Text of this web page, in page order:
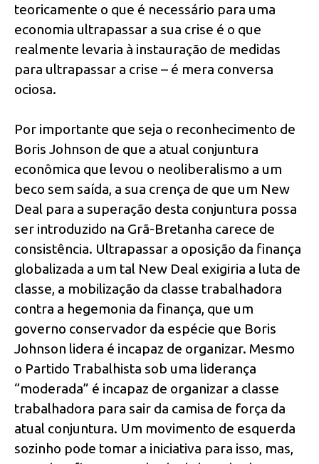
teoricamente o que é necessário para uma
economia ultrapassar a sua crise é o que
realmente levaria à instauração de medidas
para ultrapassar a crise – é mera conversa
ociosa.
Por importante que seja o reconhecimento de
Boris Johnson de que a atual conjuntura
econômica que levou o neoliberalismo a um
beco sem saída, a sua crença de que um New
Deal para a superação desta conjuntura possa
ser introduzido na Grã-Bretanha carece de
consistência. Ultrapassar a oposição da finança
globalizada a um tal New Deal exigiria a luta de
classe, a mobilização da classe trabalhadora
contra a hegemonia da finança, que um
governo conservador da espécie que Boris
Johnson lidera é incapaz de organizar. Mesmo
o Partido Trabalhista sob uma liderança
“moderada” é incapaz de organizar a classe
trabalhadora para sair da camisa de força da
atual conjuntura. Um movimento de esquerda
sozinho pode tomar a iniciativa para isso, mas,